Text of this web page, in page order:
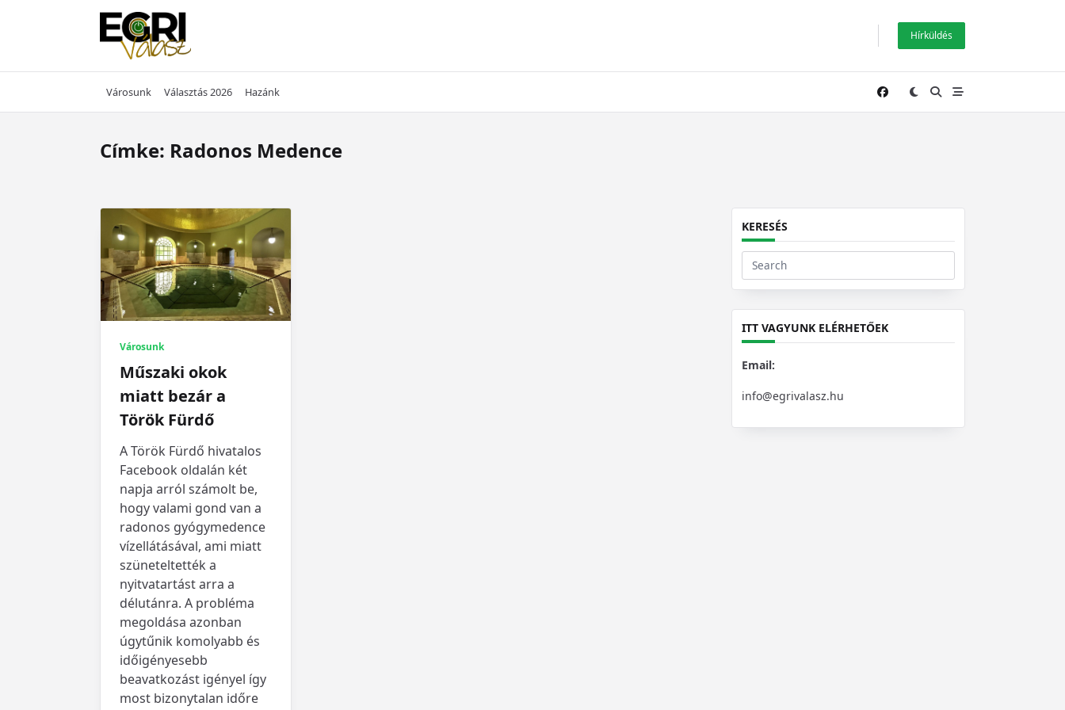
Hírküldés
Városunk Választás 2026 Hazánk
Címke: Radonos Medence
Városunk
Műszaki okok
miatt bezár a
Török Fürdő
A Török Fürdő hivatalos
Facebook oldalán két
napja arról számolt be,
hogy valami gond van a
radonos gyógymedence
vízellátásával, ami miatt
szüneteltették a
nyitvatartást arra a
délutánra. A probléma
megoldása azonban
úgytűnik komolyabb és
időigényesebb
beavatkozást igényel így
most bizonytalan időre
KERESÉS
Search
for:
ITT VAGYUNK ELÉRHETŐEK
Email:
info@egrivalasz.hu